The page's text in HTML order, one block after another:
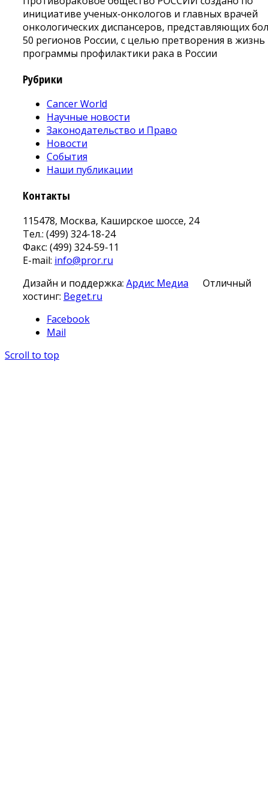
инициативе ученых-онкологов и главных врачей
онкологических диспансеров, представляющих
50 регионов России, с целью претворения в жизнь
программы профилактики рака в России
Рубрики
Cancer World
Научные новости
Законодательство и Право
Новости
События
Наши публикации
Контакты
115478, Москва, Каширское шоссе, 24
Тел.: (499) 324-18-24
Факс: (499) 324-59-11
E-mail: info@pror.ru
Дизайн и поддержка: Ардис Медиа
Отличный
хостинг: Beget.ru
Facebook
Mail
Scroll to top